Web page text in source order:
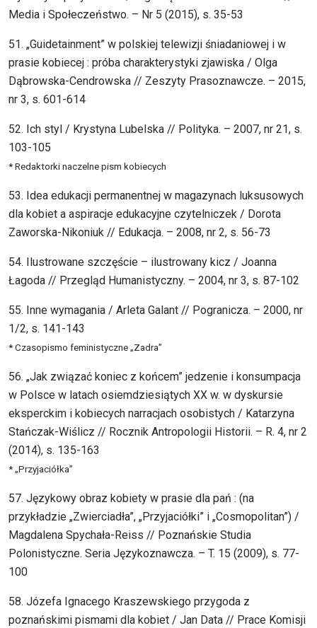
Media i Społeczeństwo. – Nr 5 (2015), s. 35-53
51. „Guidetainment” w polskiej telewizji śniadaniowej i w
prasie kobiecej : próba charakterystyki zjawiska / Olga
Dąbrowska-Cendrowska // Zeszyty Prasoznawcze. – 2015,
nr 3, s. 601-614
52. Ich styl / Krystyna Lubelska // Polityka. – 2007, nr 21, s.
103-105
* Redaktorki naczelne pism kobiecych
53. Idea edukacji permanentnej w magazynach luksusowych
dla kobiet a aspiracje edukacyjne czytelniczek / Dorota
Zaworska-Nikoniuk // Edukacja. – 2008, nr 2, s. 56-73
54. Ilustrowane szczęście – ilustrowany kicz / Joanna
Łagoda // Przegląd Humanistyczny. – 2004, nr 3, s. 87-102
55. Inne wymagania / Arleta Galant // Pogranicza. – 2000, nr
1/2, s. 141-143
* Czasopismo feministyczne „Zadra”
56. „Jak związać koniec z końcem” jedzenie i konsumpacja
w Polsce w latach osiemdziesiątych XX w. w dyskursie
eksperckim i kobiecych narracjach osobistych / Katarzyna
Stańczak-Wiślicz // Rocznik Antropologii Historii. – R. 4, nr 2
(2014), s. 135-163
* „Przyjaciółka”
57. Językowy obraz kobiety w prasie dla pań : (na
przykładzie „Zwierciadła”, „Przyjaciółki” i „Cosmopolitan”) /
Magdalena Spychała-Reiss // Poznańskie Studia
Polonistyczne. Seria Językoznawcza. – T. 15 (2009), s. 77-
100
58. Józefa Ignacego Kraszewskiego przygoda z
poznańskimi pismami dla kobiet / Jan Data // Prace Komisji